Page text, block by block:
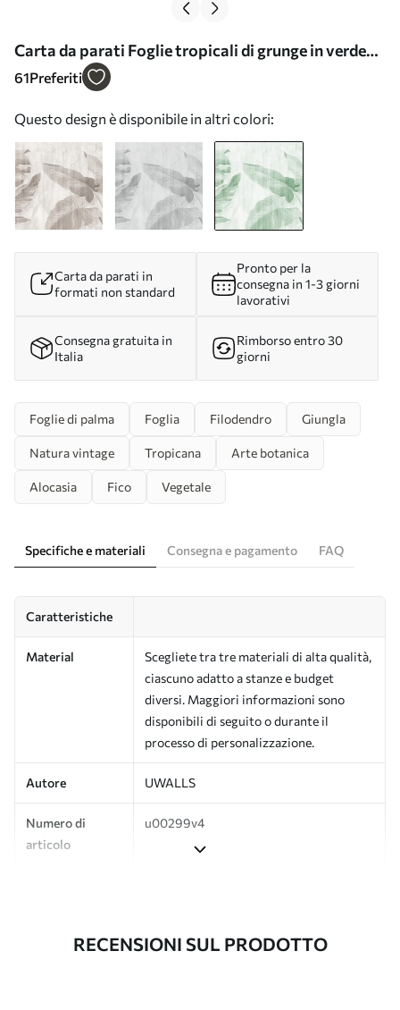
Carta da parati Foglie tropicali di grunge in verde
nr. u00299v4
61Preferiti
Questo design è disponibile in altri colori:
Carta da parati in
formati non standard
Pronto per la
consegna in 1-3 giorni
lavorativi
Consegna gratuita in
Italia
Rimborso entro 30
giorni
Foglie di palma Foglia Filodendro Giungla
Natura vintage Tropicana Arte botanica
Alocasia Fico Vegetale
Specifiche e materiali Consegna e pagamento FAQ
Caratteristiche
Material
Scegliete tra tre materiali di alta qualità,
ciascuno adatto a stanze e budget
diversi. Maggiori informazioni sono
disponibili di seguito o durante il
processo di personalizzazione.
Autore UWALLS
Numero di
articolo
u00299v4
RECENSIONI SUL PRODOTTO